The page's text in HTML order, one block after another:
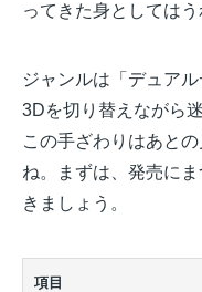
ってきた身としてはう
ジャンルは「デュア
3Dを切り替えながら
この手ざわりはあと
ね。まずは、発売に
きましょう。
項目